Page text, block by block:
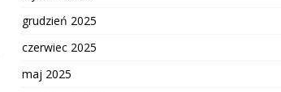
grudzień 2025
czerwiec 2025
maj 2025